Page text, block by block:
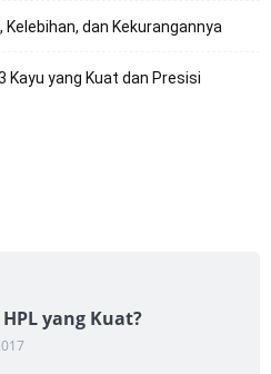
Kelebihan, dan Kekurangannya
Kayu yang Kuat dan Presisi
yang Kuat?